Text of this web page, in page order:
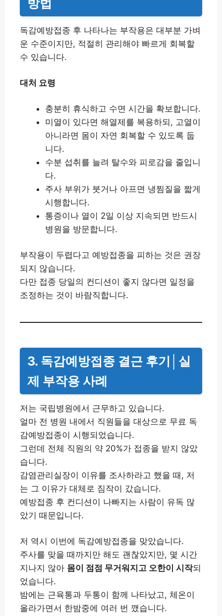
독감예방접종 후 나타나는 부작용은 대부분 가벼
운 수준이지만, 적절히 관리해야 빠르게 회복할
수 있습니다.
대처 요령
충분히 휴식하고 수면 시간을 확보합니다.
미열이 있다면 해열제를 복용하되, 고열이
아니라면 몸이 자연 회복할 수 있도록 둡
니다.
수분 섭취를 늘려 탈수와 피로감을 줄입니
다.
주사 부위가 붓거나 아프면 냉찜질을 짧게
시행합니다.
통증이나 열이 2일 이상 지속되면 반드시
병원을 방문합니다.
부작용이 두렵다고 예방접종을 피하는 것은 권장
되지 않습니다.
다만 접종 당일의 컨디션이 좋지 않다면 일정을
조정하는 것이 바람직합니다.
3. 독감예방접종 결근 후기│실
제 부작용 사례
저는 국립병원에서 근무하고 있습니다.
얼마 전 병원 내에서 직원들을 대상으로 무료 독
감예방접종이 시행되었습니다.
그런데 전체 직원의 약 20%가 접종을 받지 않았
습니다.
감염관리실장이 이유를 조사하라고 했을 때, 저
는 그 이유가 대체로 짐작이 갔습니다.
예방접종 후 컨디션이 나빠지는 사람이 유독 많
았기 때문입니다.
저 역시 이번에 독감예방접종을 맞았습니다.
주사를 맞을 때까지만 해도 괜찮았지만, 몇 시간
지나지 않아 몸이 점점 무거워지고 오한이 시작되
었습니다.
밤에는 근육통과 두통이 함께 나타났고, 체온이
올라가면서 한밤중에 여러 번 깼습니다.